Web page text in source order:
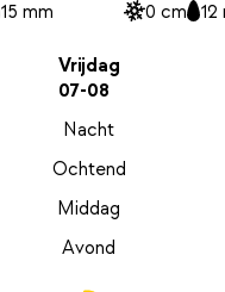
15 mm
0 cm 12
Vrijdag
07-08
Nacht
Ochtend
Middag
Avond